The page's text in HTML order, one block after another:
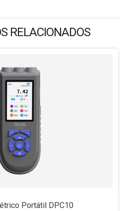
RELACIONADOS
Portátil DPC10